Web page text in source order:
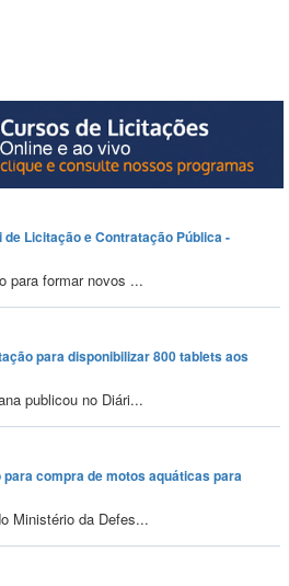
Licitação e Contratação Pública -
para formar novos ...
para disponibilizar 800 tablets aos
publicou no Diári...
compra de motos aquáticas para
Ministério da Defes...